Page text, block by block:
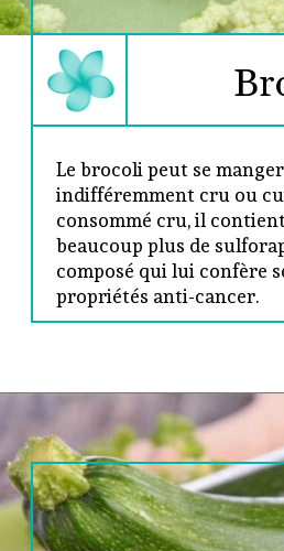
Le brocoli peut se manger
indifféremment cru ou
consommé cru, il
beaucoup plus de
composé qui lui confère
propriétés anti-cancer.